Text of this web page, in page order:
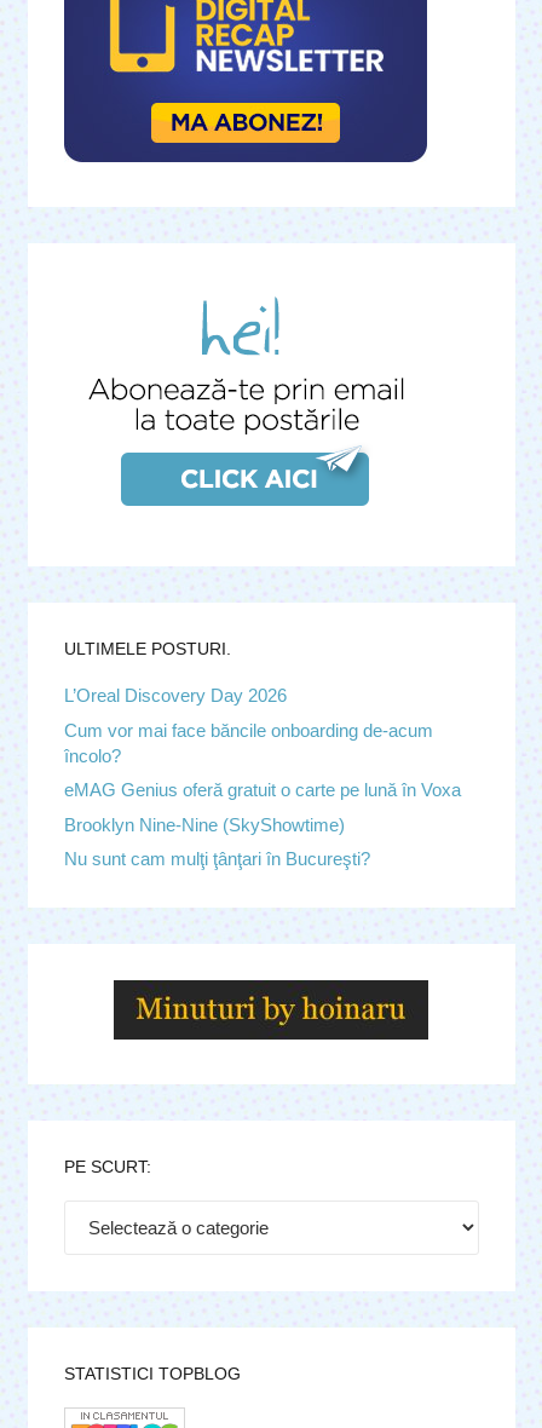
ULTIMELE POSTURI.
L’Oreal Discovery Day 2026
Cum vor mai face băncile onboarding de-acum
încolo?
eMAG Genius oferă gratuit o carte pe lună în Voxa
Brooklyn Nine-Nine (SkyShowtime)
Nu sunt cam mulţi ţânţari în Bucureşti?
PE SCURT:
STATISTICI TOPBLOG